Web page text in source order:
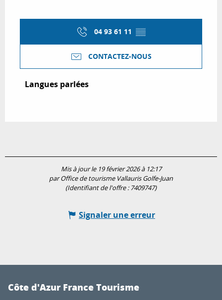
04 93 61 11 ▒▒
CONTACTEZ-NOUS
Langues parlées
Langues parlées
Mis à jour le 19 février 2026 à 12:17
par Office de tourisme Vallauris Golfe-Juan
(Identifiant de l'offre : 7409747)
Signaler une erreur
Côte d'Azur France Tourisme